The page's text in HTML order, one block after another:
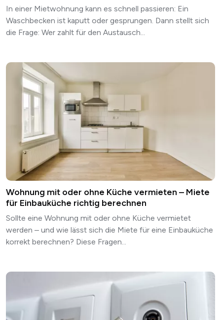
In einer Mietwohnung kann es schnell passieren: Ein
Waschbecken ist kaputt oder gesprungen. Dann stellt sich
die Frage: Wer zahlt für den Austausch...
Wohnung mit oder ohne Küche vermieten – Miete
für Einbauküche richtig berechnen
Sollte eine Wohnung mit oder ohne Küche vermietet
werden – und wie lässt sich die Miete für eine Einbauküche
korrekt berechnen? Diese Fragen...